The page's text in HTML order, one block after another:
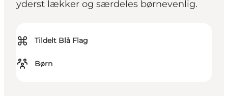
yderst lækker og særdeles børnevenlig.
⌘ Tildelt Blå Flag
Børn